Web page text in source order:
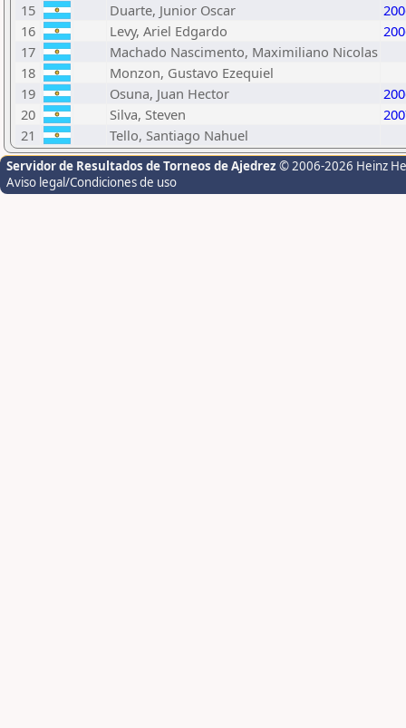
15
Duarte, Junior Oscar
16
Levy, Ariel Edgardo
17
Machado Nascimento, Maximiliano Nicolas
18
Monzon, Gustavo Ezequiel
19
Osuna, Juan Hector
20
Silva, Steven
21
Tello, Santiago Nahuel
Servidor de Resultados de Torneos de Ajedrez © 2006-2026 Heinz
Aviso legal/Condiciones de uso